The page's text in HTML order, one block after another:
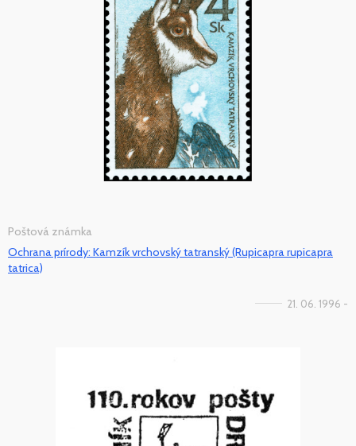
Poštová známka
Ochrana prírody: Kamzík vrchovský tatranský (Rupicapra rupicapra
tatrica)
21. 06. 1996 -